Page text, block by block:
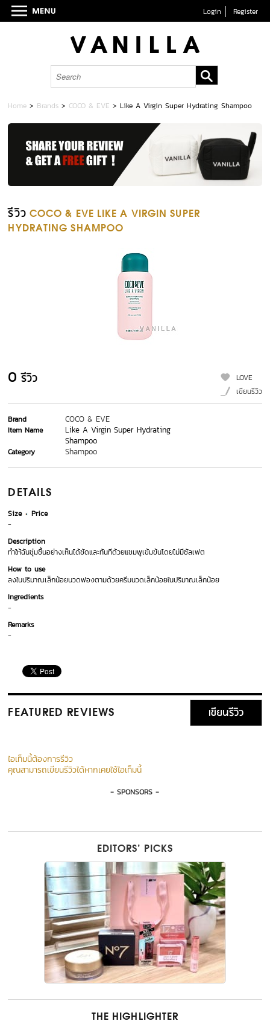
Login Register
Home > Brands > COCO & EVE >Like A Virgin Super Hydrating Shampoo
รีวิว COCO & EVE LIKE A VIRGIN SUPER
HYDRATING SHAMPOO
0 รีวิว
LOVE
เขียนรีวิว
Brand COCO & EVE
Item Name
Like A Virgin Super Hydrating
Shampoo
Category Shampoo
DETAILS
Size
Price
-
Description
ทำให้ฉันชุ่มชื้นอย่างเห็นได้ชัดและทันทีด้วยแชมพูเข้มข้นโดยไม่มีซัลเฟต
How to use
ลงในปริมาณเล็กน้อยนวดฟองตามด้วยครีมนวดเล็กน้อยในปริมาณเล็กน้อย
Ingredients
-
Remarks
-
FEATURED REVIEWS เขียนรีวิว
ไอเท็มนี้ต้องการรีวิว
คุณสามารถเขียนรีวิวได้หากเคยใช้ไอเท็มนี้
- SPONSORS -
EDITORS’ PICKS
THE HIGHLIGHTER